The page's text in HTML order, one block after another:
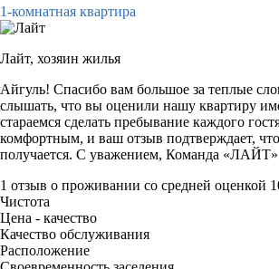
1-комнатная квартира
Лайт, хозяин жилья
Айгуль! Спасибо вам большое за теплые
слышать, что вы оценили нашу квартиру
стараемся сделать пребывание каждого
комфортным, и ваш отзыв подтверждает,
получается. С уважением, Команда «ЛАЙТ»
1 отзыв о проживании со средней оценкой
Чистота
Цена - качество
Качество обслуживания
Расположение